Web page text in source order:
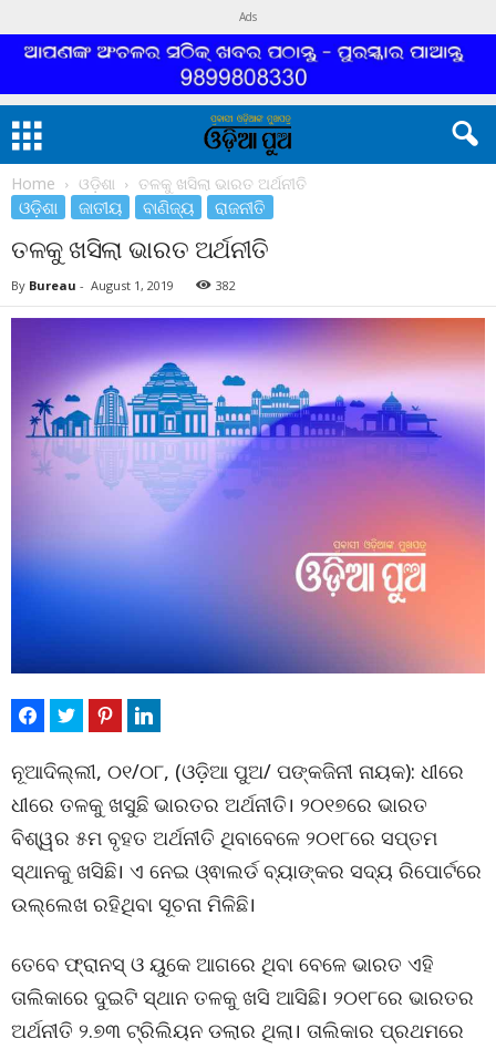
Ads
Home ଓଡ଼ିଶା ତଳକୁ ଖସିଲା ଭାରତ ଅର୍ଥନୀତି
ଓଡ଼ିଶା ଜାତୀୟ ବାଣିଜ୍ୟ ରାଜନୀତି
ତଳକୁ ଖସିଲା ଭାରତ ଅର୍ଥନୀତି
By Bureau - August 1, 2019 382
ନୂଆଦିଲ୍ଲୀ, ୦୧/୦୮, (ଓଡ଼ିଆ ପୁଅ/ ପଙ୍କଜିନୀ ନାୟକ): ଧୀରେ
ଧୀରେ ତଳକୁ ଖସୁଛି ଭାରତର ଅର୍ଥନୀତି। ୨୦୧୭ରେ ଭାରତ
ବିଶ୍ୱର ୫ମ ବୃହତ ଅର୍ଥନୀତି ଥିବାବେଳେ ୨୦୧୮ରେ ସପ୍ତମ
ସ୍ଥାନକୁ ଖସିଛି। ଏ ନେଇ ଓ୍ଵାଲର୍ଡ ବ୍ୟାଙ୍କର ସଦ୍ୟ ରିପୋର୍ଟରେ
ଉଲ୍ଲେଖ ରହିଥିବା ସୂଚନା ମିଳିଛି।
ତେବେ ଫ୍ରାନସ୍‌ ଓ ୟୁକେ ଆଗରେ ଥିବା ବେଳେ ଭାରତ ଏହି
ତାଲିକାରେ ଦୁଇଟି ସ୍ଥାନ ତଳକୁ ଖସି ଆସିଛି। ୨୦୧୮ରେ ଭାରତର
ଅର୍ଥନୀତି ୨.୭୩ ଟ୍ରିଲିୟନ ଡଲାର ଥିଲା। ତାଲିକାର ପ୍ରଥମରେ